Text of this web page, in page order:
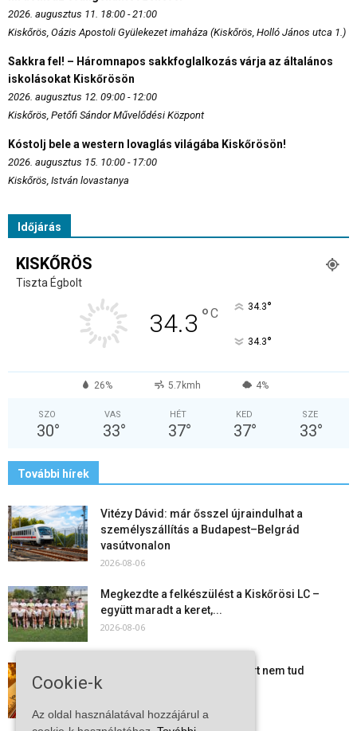
2026. augusztus 11. 18:00 - 21:00
Kiskőrös, Oázis Apostoli Gyülekezet imaháza (Kiskőrös, Holló János utca 1.)
Sakkra fel! – Háromnapos sakkfoglalkozás várja az általános
iskolásokat Kiskőrösön
2026. augusztus 12. 09:00 - 12:00
Kiskőrös, Petőfi Sándor Művelődési Központ
Kóstolj bele a western lovaglás világába Kiskőrösön!
2026. augusztus 15. 10:00 - 17:00
Kiskőrös, István lovastanya
Időjárás
KISKŐRÖS
Tiszta Égbolt
34.3 °C 34.3°
34.3°
26% 5.7kmh 4%
SZO
30°
VAS
33°
HÉT
37°
KED
37°
SZE
33°
További hírek
Vitézy Dávid: már ősszel újraindulhat a
személyszállítás a Budapest–Belgrád
vasútvonalon
2026-08-06
Megkezdte a felkészülést a Kiskőrösi LC –
együtt maradt a keret,...
2026-08-06
Mi történik Európa felett? Ezért nem tud
szabadulni a kontinens a...
Cookie-k
Az oldal használatával hozzájárul a